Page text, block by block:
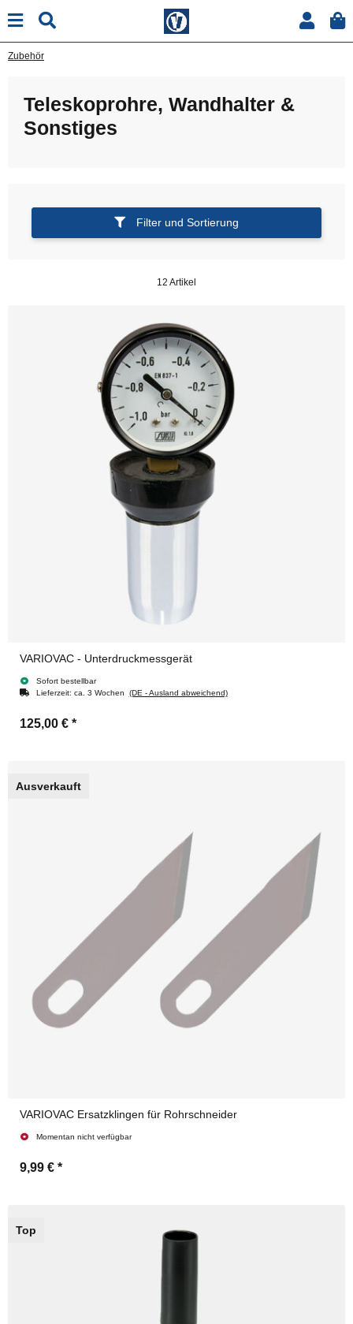
Zubehör
Teleskoprohre, Wandhalter &
Sonstiges
Filter und Sortierung
12 Artikel
VARIOVAC - Unterdruckmessgerät
Sofort bestellbar
Lieferzeit: ca. 3 Wochen (DE - Ausland abweichend)
125,00 € *
Ausverkauft
VARIOVAC Ersatzklingen für Rohrschneider
Momentan nicht verfügbar
9,99 € *
Top